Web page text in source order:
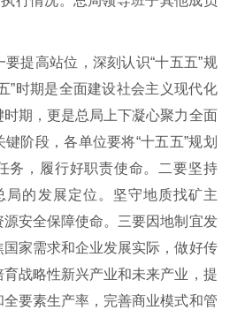
高站位，深刻认识“十五五”规
”时期是全面建设社会主义现代化
期，更是总局上下凝心聚力全面
阶段，各单位要将“十五五”规划
务，履行好职责使命。二要坚持
局的发展定位。坚守地质找矿主
安全保障使命。三要因地制宜发
家需求和企业发展实际，做好传
战略性新兴产业和未来产业，提
要素生产率，完善商业模式和管